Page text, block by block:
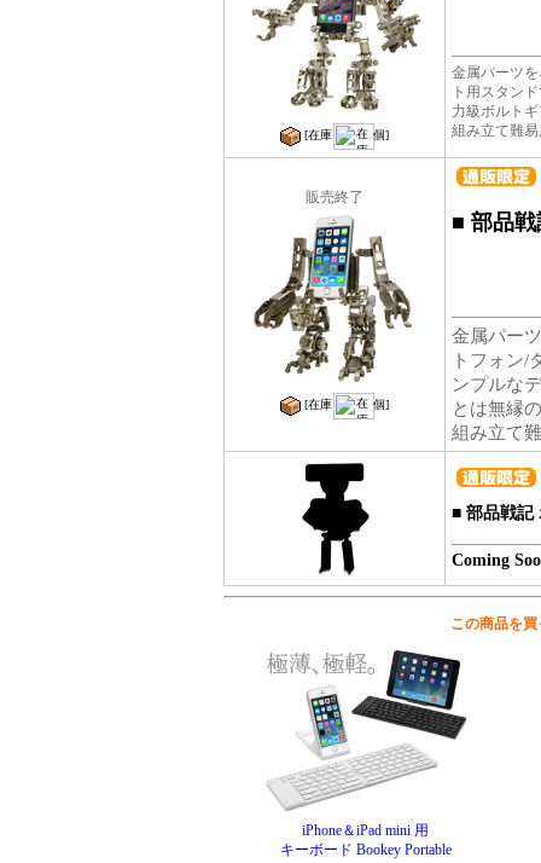
[在庫 個]
金属パーツ
ト用スタン
力級ボルト
組み立て
販売終了
[在庫 個]
■ 部品
金属パー
トフォン/
ンプルな
とは無縁
組み立て
■ 部品戦記
Coming
この商品を
iPhone＆iPad mini 用
キーボード Bookey Portable